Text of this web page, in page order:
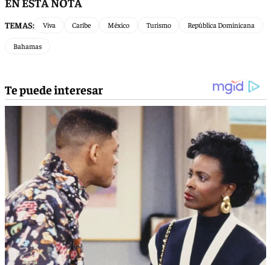
TEMAS: Viva Caribe México Turismo República Dominicana
Bahamas